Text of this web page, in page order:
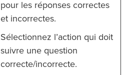
pour les réponses correctes
et incorrectes.
Sélectionnez l’action qui doit
suivre une question
correcte/incorrecte.